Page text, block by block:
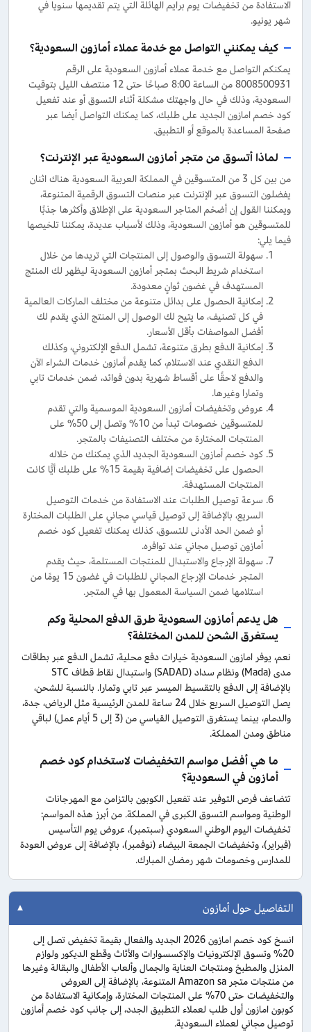
الاستفادة من تخفيضات يوم برايم الهائلة التي يتم تقديمها سنويا في
شهر يونيو.
كيف يمكنني التواصل مع خدمة عملاء أمازون السعودية؟
يمكنكم التواصل مع خدمة عملاء أمازون السعودية على الرقم
8008500931 من الساعة 8:00 صباحًا حتى 12 منتصف الليل بتوقيت
السعودية، وذلك في حال واجهتك مشكلة أثناء التسوق أو عند تفعيل
كود خصم امازون الجديد على طلبك، كما يمكنك التواصل أيضا عبر
صفحة المساعدة بالموقع أو التطبيق.
لماذا أتسوق من متجر أمازون السعودية عبر الإنترنت؟
من بين كل 3 من المتسوقين في المملكة العربية السعودية هناك اثنان
يفضلون التسوق عبر الإنترنت عبر منصات التسوق الرقمية المتنوعة،
ويمكننا القول إن أضخم المتاجر السعودية على الإطلاق وأكثرها جذبًا
للمتسوقين هو أمازون السعودية، وذلك لأسباب عديدة، يمكننا تلخيصها
فيما يلي:
سهولة التسوق والوصول إلى المنتجات التي تريدها من خلال
استخدام شريط البحث بمتجر أمازون السعودية ليظهر لك المنتج
المستهدف في غضون ثوانٍ معدودة.
إمكانية الحصول على بدائل متنوعة من مختلف الماركات العالمية
في كل تصنيف، ما يتيح لك الوصول إلى المنتج الذي يقدم لك
أفضل المواصفات بأقل الأسعار.
إمكانية الدفع بطرق متنوعة، تشمل الدفع الإلكتروني، وكذلك
الدفع النقدي عند الاستلام، كما يقدم أمازون خدمات الشراء الآن
والدفع لاحقًا على أقساط شهرية بدون فوائد، ضمن خدمات تابي
وتمارا وغيرها.
عروض وتخفيضات أمازون السعودية الموسمية والتي تقدم
للمتسوقين خصومات تبدأ من 10% وتصل إلى 50% على
المنتجات المختارة من مختلف التصنيفات بالمتجر.
كود خصم أمازون السعودية الجديد الذي يمكنك من خلاله
الحصول على تخفيضات إضافية بقيمة 15% على طلبك أيًّا كانت
المنتجات المستهدفة.
سرعة توصيل الطلبات عند الاستفادة من خدمات التوصيل
السريع، بالإضافة إلى توصيل قياسي مجاني على الطلبات المختارة
أو ضمن الحد الأدنى للتسوق، كذلك يمكنك تفعيل كود خصم
أمازون توصيل مجاني عند توافره.
سهولة الإرجاع والاستبدال للمنتجات المستلمة، حيث يقدم
المتجر خدمات الإرجاع المجاني للطلبات في غضون 15 يومًا من
استلامها ضمن السياسة المعمول بها في المتجر.
هل يدعم أمازون السعودية طرق الدفع المحلية وكم
يستغرق الشحن للمدن المختلفة؟
نعم، يوفر امازون السعودية خيارات دفع محلية، تشمل الدفع عبر بطاقات
مدى (Mada) ونظام سداد (SADAD) واستبدال نقاط قطاف STC
بالإضافة إلى الدفع بالتقسيط الميسر عبر تابي وتمارا. بالنسبة للشحن،
يصل التوصيل السريع خلال 24 ساعة للمدن الرئيسية مثل الرياض، جدة،
والدمام، بينما يستغرق التوصيل القياسي من (3 إلى 5 أيام عمل) لباقي
مناطق ومدن المملكة.
ما هي أفضل مواسم التخفيضات لاستخدام كود خصم
أمازون في السعودية؟
تتضاعف فرص التوفير عند تفعيل الكوبون بالتزامن مع المهرجانات
الوطنية ومواسم التسوق الكبرى في المملكة. من أبرز هذه المواسم:
تخفيضات اليوم الوطني السعودي (سبتمبر)، عروض يوم التأسيس
(فبراير)، وتخفيضات الجمعة البيضاء (نوفمبر)، بالإضافة إلى عروض العودة
للمدارس وخصومات شهر رمضان المبارك.
التفاصيل حول أمازون
انسخ كود خصم امازون 2026 الجديد والفعال بقيمة تخفيض تصل إلى
20% وتسوق الإلكترونيات والإكسسوارات والأثاث وقطع الديكور ولوازم
المنزل والمطبخ ومنتجات العناية والجمال وألعاب الأطفال والبقالة وغيرها
من منتجات متجر Amazon sa المتنوعة، بالإضافة إلى العروض
والتخفيضات حتى 70% على المنتجات المختارة، وإمكانية الاستفادة من
كوبون امازون أول طلب لعملاء التطبيق الجدد، إلى جانب كود خصم أمازون
توصيل مجاني لعملاء السعودية.